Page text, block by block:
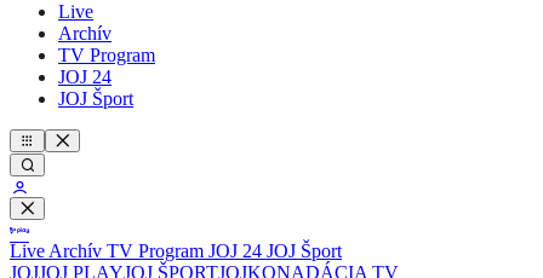
Live
Archív
TV Program
JOJ 24
JOJ Šport
Live Archív TV Program JOJ 24 JOJ Šport
JOJJOJ PLAYJOJ ŠPORTJOJKONADÁCIA TV